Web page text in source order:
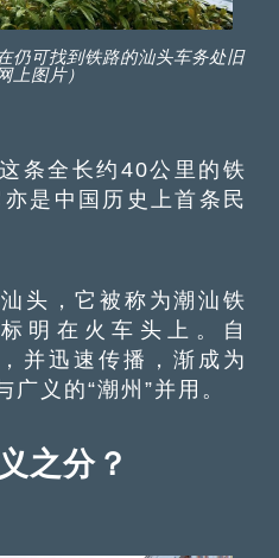
仍可找到铁路的汕头车务处旧
上图片）
全长约40公里的铁
是中国历史上首条民
，它被称为潮汕铁
明在火车头上。自
并迅速传播，渐成为
义的“潮州”并用。
之分？